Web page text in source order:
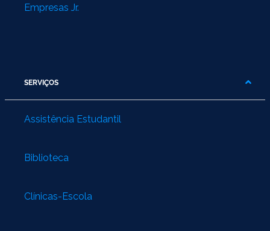
Empresas Jr.
SERVIÇOS
Assistência Estudantil
Biblioteca
Clínicas-Escola